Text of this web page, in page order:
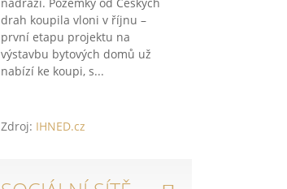
drah koupila vloni v říjnu –
první etapu projektu na
výstavbu bytových domů už
nabízí ke koupi, s...
Zdroj: IHNED.cz